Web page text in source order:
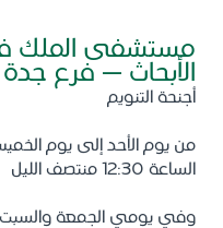
مستشفى الملك
الأبحاث – فرع جدة
أجنحة التنويم
الساعة 12:30 منتصف الليل